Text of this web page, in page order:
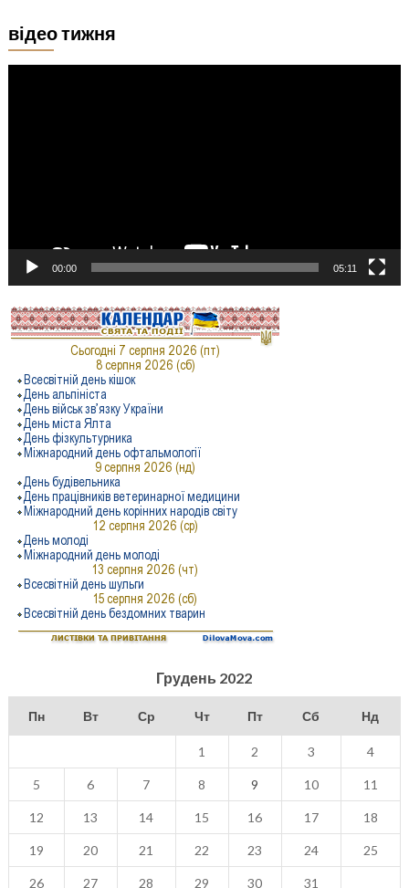
відео тижня
00:00 05:11
Грудень 2022
Пн Вт Ср Чт Пт Сб Нд
1 2 3 4
5 6 7 8 9 10 11
12 13 14 15 16 17 18
19 20 21 22 23 24 25
26 27 28 29 30 31